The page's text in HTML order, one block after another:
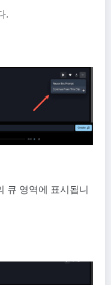
.
큐 영역에 표시됩니